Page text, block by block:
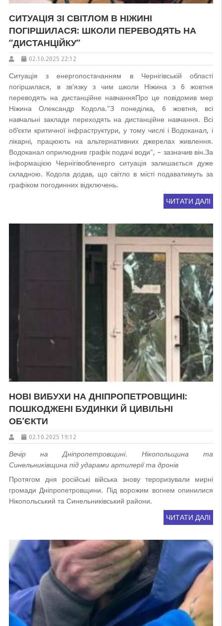
СИТУАЦІЯ ЗІ СВІТЛОМ В НІЖИНІ
ПОГІРШИЛАСЯ: ШКОЛИ ПЕРЕВОДЯТЬ НА
“ДИСТАНЦІЙКУ”
02.10.2025 22:12
Ситуація з енергопостачанням в Чернігівській області
погіршилася, в зв'язку з чим школи Ніжина з 6 жовтня
переводять на дистанційне навчанняПро це повідомив мер
Ніжина Олександр Кодола."З понеділка, 6 жовтня, всі
навчальні заклади переходять на дистанційне навчання. Всі
об’єкти критичної інфраструктури, у тому числі і Водоканал, і
лікарні, працюють на альтернативних джерелах живлення.
Водоканал оприлюднив графік подачі води", – зазначив він.За
інформацією Чернігівобленерго ситуація залишається дуже
складною. Кодола додав, що світло в місті подаватимуть за
графіком погодинних відключень.
ЧИТАТИ ДАЛІ
НОВІ ВИБУХИ НА ДНІПРОПЕТРОВЩИНІ:
ПОШКОДЖЕНІ БУДИНКИ Й ЦИВІЛЬНІ
ОБ’ЄКТИ
02.10.2025 19:12
Вечір на Дніпропетровщині. Нікопольщина та
Синельниківщина під ударами артилерії та дронів
Протягом дня російські війська знову тероризували мирні
громади Дніпропетровщини. Під ворожим вогнем опинилися
Нікопольський та Синельниківський райони.
ЧИТАТИ ДАЛІ